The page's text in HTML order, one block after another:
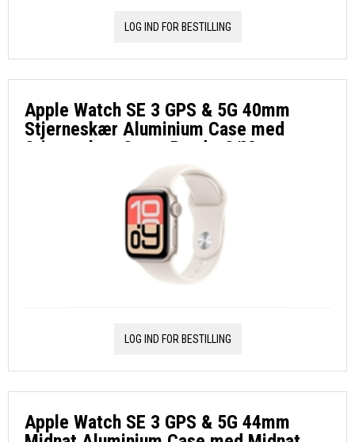
LOG IND FOR BESTILLING
Apple Watch SE 3 GPS & 5G 40mm
Stjerneskær Aluminium Case med
Stjerneskær Sport Band - S/M
LOG IND FOR BESTILLING
Apple Watch SE 3 GPS & 5G 44mm